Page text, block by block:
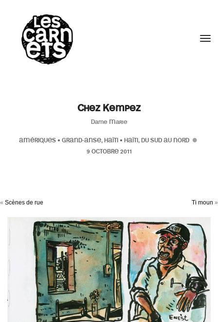
Chez Kempez
Dame Marie
AMÉRIQUES • GRAND-ANSE, HAÏTI • HAÏTI, DU SUD AU NORD
9 OCTOBRE 2011
« Scènes de rue Ti moun »